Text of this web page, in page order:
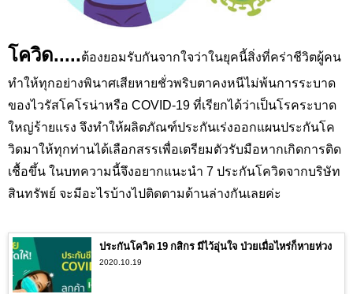
โควิด.....ต้องยอมรับกันจากใจว่าในยุคนี้สิ่งที่คร่าชีวิตผู้คน
ทำให้ทุกอย่างพินาศเสียหายชั่วพริบตาคงหนีไม่พ้นการระบาด
ของไวรัสโคโรน่าหรือ COVID-19 ที่เรียกได้ว่าเป็นโรคระบาด
ใหญ่ร้ายแรง จึงทำให้ผลิตภัณฑ์ประกันเร่งออกแผนประกันโค
วิดมาให้ทุกท่านได้เลือกสรรเพื่อเตรียมตัวรับมือหากเกิดการติด
เชื้อขึ้น ในบทความนี้จึงอยากแนะนำ 7 ประกันโควิดจากบริษัท
สินทรัพย์ จะมีอะไรบ้างไปติดตามด้านล่างกันเลยค่ะ
ประกันโควิด 19 กสิกร มีไว้อุ่นใจ ป่วยเมื่อไหร่ก็หายห่วง
2020.10.19